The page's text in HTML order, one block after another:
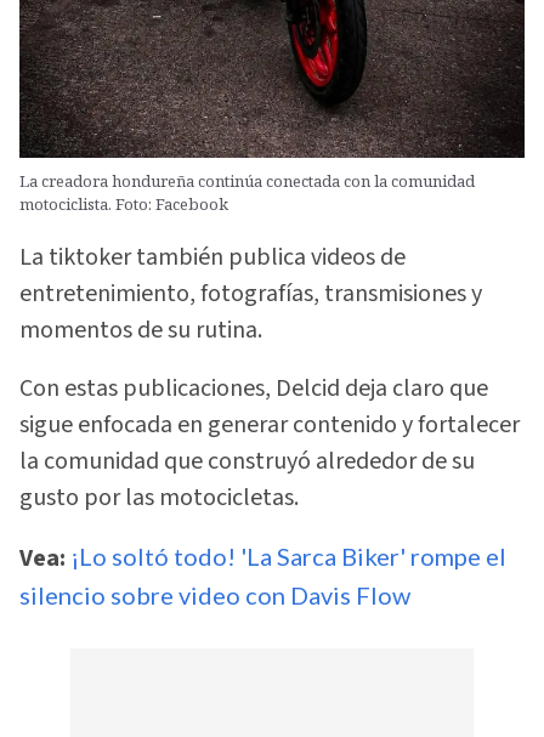
La creadora hondureña continúa conectada con la comunidad
motociclista. Foto: Facebook
La tiktoker también publica videos de
entretenimiento, fotografías, transmisiones y
momentos de su rutina.
Con estas publicaciones, Delcid deja claro que
sigue enfocada en generar contenido y fortalecer
la comunidad que construyó alrededor de su
gusto por las motocicletas.
Vea: ¡Lo soltó todo! 'La Sarca Biker' rompe el
silencio sobre video con Davis Flow